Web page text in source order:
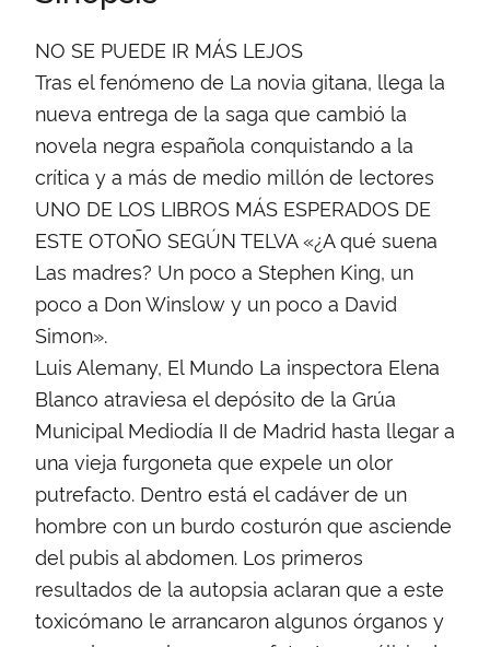
NO SE PUEDE IR MÁS LEJOS
Tras el fenómeno de La novia gitana, llega la
nueva entrega de la saga que cambió la
novela negra española conquistando a la
crítica y a más de medio millón de lectores
UNO DE LOS LIBROS MÁS ESPERADOS DE
ESTE OTOÑO SEGÚN TELVA «¿A qué suena
Las madres? Un poco a Stephen King, un
poco a Don Winslow y un poco a David
Simon».
Luis Alemany, El Mundo La inspectora Elena
Blanco atraviesa el depósito de la Grúa
Municipal Mediodía II de Madrid hasta llegar a
una vieja furgoneta que expele un olor
putrefacto. Dentro está el cadáver de un
hombre con un burdo costurón que asciende
del pubis al abdomen. Los primeros
resultados de la autopsia aclaran que a este
toxicómano le arrancaron algunos órganos y